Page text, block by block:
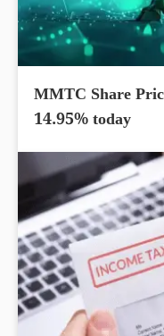
MMTC Share
14.95% today